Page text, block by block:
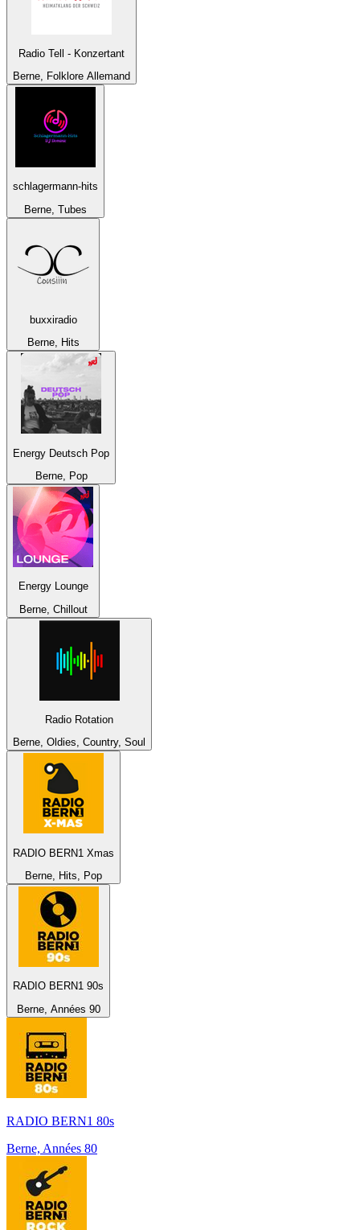
Radio Tell - Konzertant
Berne, Folklore Allemand
schlagermann-hits
Berne, Tubes
buxxiradio
Berne, Hits
Energy Deutsch Pop
Berne, Pop
Energy Lounge
Berne, Chillout
Radio Rotation
Berne, Oldies, Country, Soul
RADIO BERN1 Xmas
Berne, Hits, Pop
RADIO BERN1 90s
Berne, Années 90
RADIO BERN1 80s
Berne, Années 80